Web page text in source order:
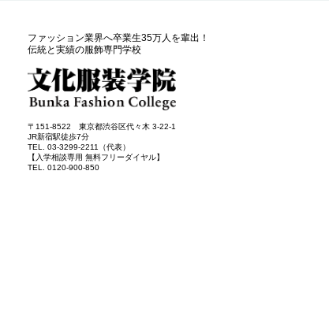
ファッション業界へ卒業生35万人を輩出！
伝統と実績の服飾専門学校
〒151-8522 東京都渋谷区代々木 3-22-1
JR新宿駅徒歩7分
TEL. 03-3299-2211（代表）
【入学相談専用 無料フリーダイヤル】
TEL. 0120-900-850